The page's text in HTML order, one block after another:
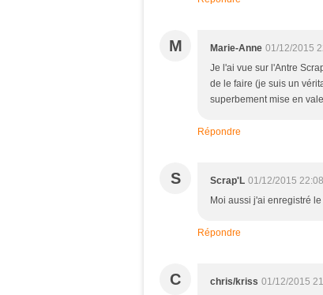
M Marie-Anne 01/12/2015
Je l'ai vue sur l'Antre
de le faire (je suis un
superbement mise en
Répondre
S Scrap'L 01/12/2015 22:08
Moi aussi j'ai enregistré
Répondre
C chris/kriss 01/12/2015